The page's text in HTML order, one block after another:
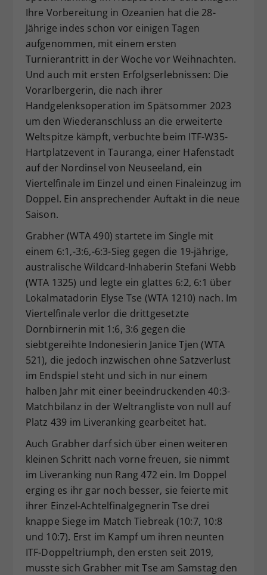
Ihre Vorbereitung in Ozeanien hat die 28-
Jährige indes schon vor einigen Tagen
aufgenommen, mit einem ersten
Turnierantritt in der Woche vor Weihnachten.
Und auch mit ersten Erfolgserlebnissen: Die
Vorarlbergerin, die nach ihrer
Handgelenksoperation im Spätsommer 2023
um den Wiederanschluss an die erweiterte
Weltspitze kämpft, verbuchte beim ITF-W35-
Hartplatzevent in Tauranga, einer Hafenstadt
auf der Nordinsel von Neuseeland, ein
Viertelfinale im Einzel und einen Finaleinzug im
Doppel. Ein ansprechender Auftakt in die neue
Saison.
Grabher (WTA 490) startete im Single mit
einem 6:1,-3:6,-6:3-Sieg gegen die 19-jährige,
australische Wildcard-Inhaberin Stefani Webb
(WTA 1325) und legte ein glattes 6:2, 6:1 über
Lokalmatadorin Elyse Tse (WTA 1210) nach. Im
Viertelfinale verlor die drittgesetzte
Dornbirnerin mit 1:6, 3:6 gegen die
siebtgereihte Indonesierin Janice Tjen (WTA
521), die jedoch inzwischen ohne Satzverlust
im Endspiel steht und sich in nur einem
halben Jahr mit einer beeindruckenden 40:3-
Matchbilanz in der Weltrangliste von null auf
Platz 439 im Liveranking gearbeitet hat.
Auch Grabher darf sich über einen weiteren
kleinen Schritt nach vorne freuen, sie nimmt
im Liveranking nun Rang 472 ein. Im Doppel
erging es ihr gar noch besser, sie feierte mit
ihrer Einzel-Achtelfinalgegnerin Tse drei
knappe Siege im Match Tiebreak (10:7, 10:8
und 10:7). Erst im Kampf um ihren neunten
ITF-Doppeltriumph, den ersten seit 2019,
musste sich Grabher mit Tse am Samstag den
Zweck
Dieser Wert speichert Ihre Consent-
Einstellungen. Unter anderem eine
zufällig generierte ID, für die
historische Speicherung Ihrer
Webseiten-Betreiber dies eingestellt
hat.